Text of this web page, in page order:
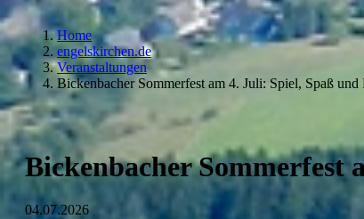
Home
engelskirchen.de
Veranstaltungen
Bickenbacher Sommerfest am 4. Juli: Spiel, Spaß
Bickenbacher Sommerfest
04.07.2026